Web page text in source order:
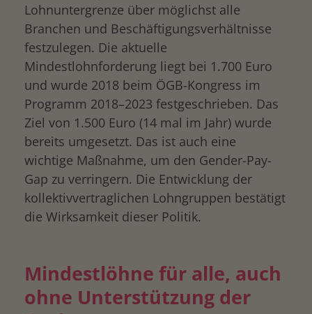
Lohnuntergrenze über möglichst alle
Branchen und Beschäftigungsverhältnisse
festzulegen. Die aktuelle
Mindestlohnforderung liegt bei 1.700 Euro
und wurde 2018 beim ÖGB-Kongress im
Programm 2018–2023 festgeschrieben. Das
Ziel von 1.500 Euro (14 mal im Jahr) wurde
bereits umgesetzt. Das ist auch eine
wichtige Maßnahme, um den Gender-Pay-
Gap zu verringern. Die Entwicklung der
kollektivvertraglichen Lohngruppen bestätigt
die Wirksamkeit dieser Politik.
Mindestlöhne für alle, auch
ohne Unterstützung der